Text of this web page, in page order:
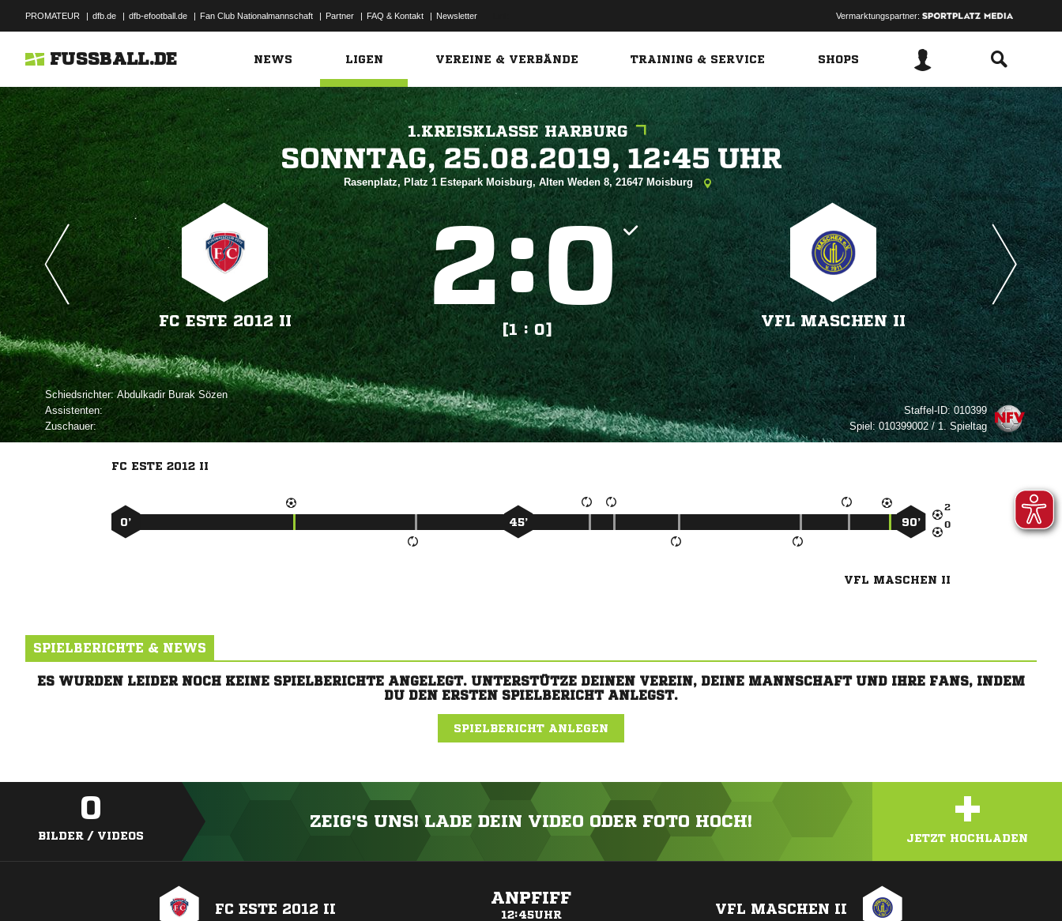
PROMATEUR | dfb.de | dfb-efootball.de | Fan Club Nationalmannschaft | Partner | FAQ & Kontakt | Newsletter Vermarktungspartner:
FUSSBALL.DE NEWS LIGEN VEREINE & VERBÄNDE TRAINING & SERVICE SHOPS
1.KREISKLASSE HARBURG
   
Rasenplatz, Platz 1 Estepark Moisburg, Alten Weden 8, 21647 Moisburg
FC ESTE 2012 II
:
[1 : 0]
VFL MASCHEN II
Schiedsrichter:  
Assistenten:
Zuschauer:
Staffel-ID:010399
Spiel:010399002 / 1. Spieltag
FC ESTE 2012 II


0’ 45’ 90’
VFL MASCHEN II
SPIELBERICHTE & NEWS
ES WURDEN LEIDER NOCH KEINE SPIELBERICHTE ANGELEGT. UNTERSTÜTZE DEINEN VEREIN, DEINE MANNSCHAFT UND IHRE FANS, INDEM
DU DEN ERSTEN SPIELBERICHT ANLEGST.
SPIELBERICHT ANLEGEN
0
BILDER / VIDEOS
ZEIG'S UNS! LADE DEIN VIDEO ODER FOTO HOCH! +
JETZT HOCHLADEN
FC ESTE 2012 II
ANPFIFF
12:45UHR VFL MASCHEN II